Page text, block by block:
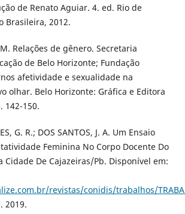
de Renato Aguiar. 4. ed. Rio de
Brasileira, 2012.
M. Relações de gênero. Secretaria
de Belo Horizonte; Fundação
afetividade e sexualidade na
olhar. Belo Horizonte: Gráfica e Editora
142-150.
G. R.; DOS SANTOS, J. A. Um Ensaio
Feminina No Corpo Docente Do
Cidade De Cajazeiras/Pb. Disponível em:
revistas/conidis/trabalhos/
2019.